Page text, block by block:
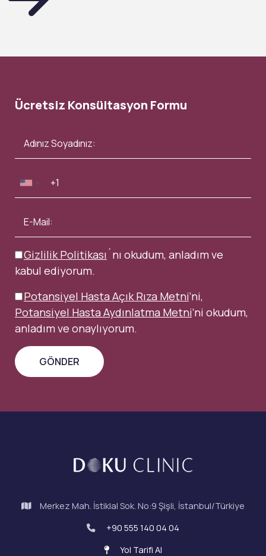
Ücretsiz Konsültasyon Formu
Gizlilik Politikası ´nı okudum, anladım ve
kabul ediyorum.
Potansiyel Hasta Açık Rıza Metni’ni,
Potansiyel Hasta Aydınlatma Metni’ni okudum,
anladım ve onaylıyorum.
Merkez Mah. İstiklal Sok. No:9 Şişli, İstanbul/Türkiye
+90 555 140 04 04
Yol Tarifi Al